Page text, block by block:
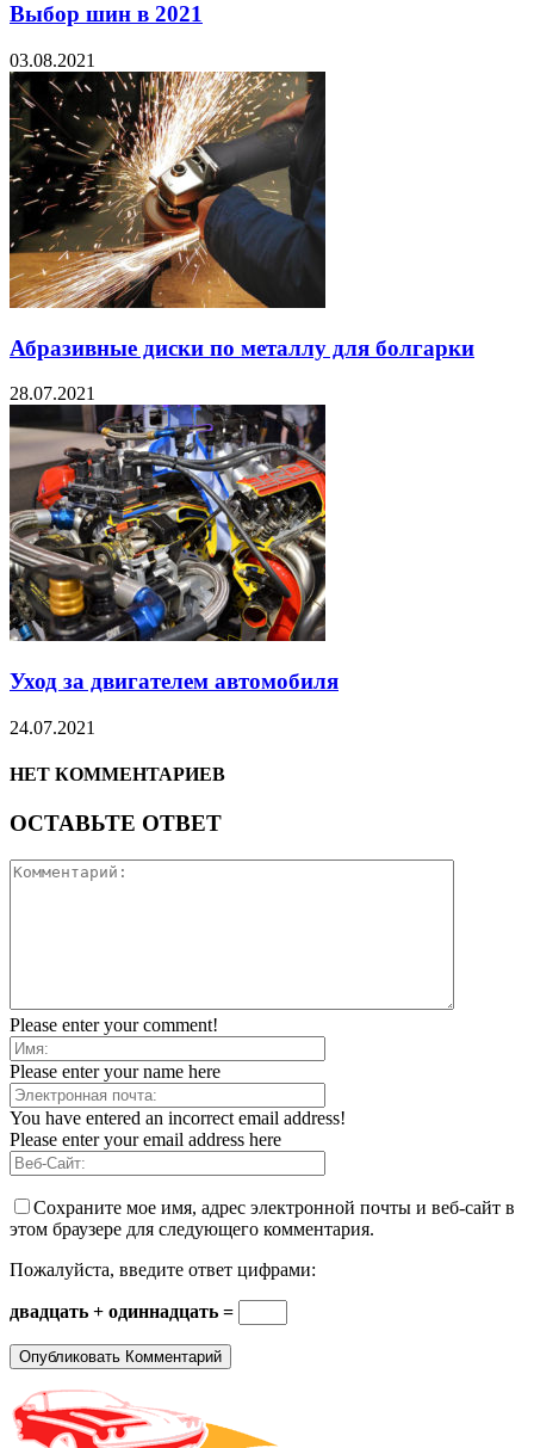
Выбор шин в 2021
03.08.2021
Абразивные диски по металлу для болгарки
28.07.2021
Уход за двигателем автомобиля
24.07.2021
НЕТ КОММЕНТАРИЕВ
ОСТАВЬТЕ ОТВЕТ
Please enter your comment!
Please enter your name here
You have entered an incorrect email address!
Please enter your email address here
Сохраните мое имя, адрес электронной почты и веб-сайт в
этом браузере для следующего комментария.
Пожалуйста, введите ответ цифрами:
двадцать + одиннадцать =